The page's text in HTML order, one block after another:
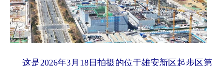
这是2026年3月18日拍摄的位于雄安新区起步区第